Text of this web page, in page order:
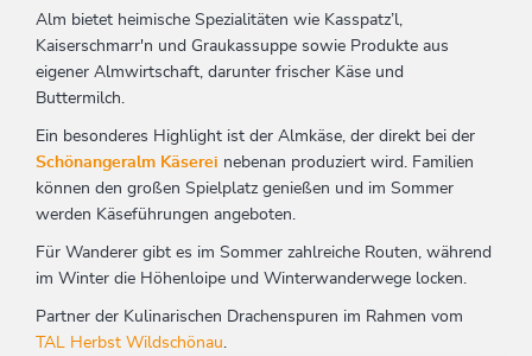
Alm bietet heimische Spezialitäten wie Kasspatz’l,
Kaiserschmarr'n und Graukassuppe sowie Produkte aus
eigener Almwirtschaft, darunter frischer Käse und
Buttermilch.
Ein besonderes Highlight ist der Almkäse, der direkt bei der
Schönangeralm Käserei nebenan produziert wird. Familien
können den großen Spielplatz genießen und im Sommer
werden Käseführungen angeboten.
Für Wanderer gibt es im Sommer zahlreiche Routen, während
im Winter die Höhenloipe und Winterwanderwege locken.
Partner der Kulinarischen Drachenspuren im Rahmen vom
TAL Herbst Wildschönau.